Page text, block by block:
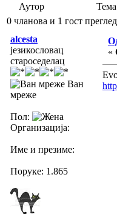
Аутор
0 чланова и 1 гост
alcesta
језикословац
староседелац
Ван
мреже
Пол:
Организација:
Име и презиме:
Поруке: 1.865
«